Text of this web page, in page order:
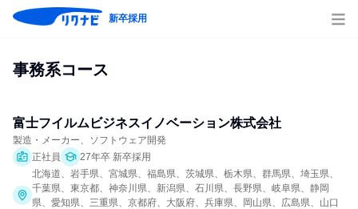
新卒採用
事務系コース
富士フイルムビジネスイノベーション株式会社
製造・メーカー、ソフトウェア開発
正社員
27年卒 新卒採用
北海道、岩手県、宮城県、福島県、茨城県、栃木県、群馬県、埼玉県、
千葉県、東京都、神奈川県、新潟県、石川県、長野県、岐阜県、静岡
県、愛知県、三重県、京都府、大阪府、兵庫県、岡山県、広島県、山口